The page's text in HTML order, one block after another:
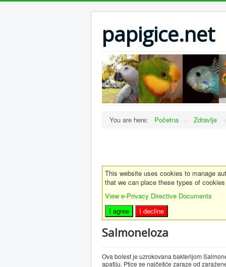
papigice.net
You are here: Početna -> Zdravlje ->
This website uses cookies to manage
that we can place these types of
View e-Privacy Directive Documents
I agree
I decline
Salmoneloza
Ova bolest je uzrokovana bakterijom
apatiju. Ptice se najčešće zaraze od